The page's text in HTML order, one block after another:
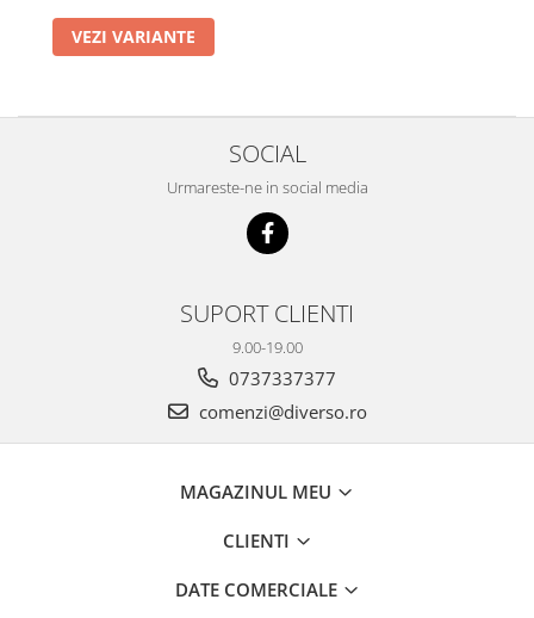
VEZI VARIANTE
SOCIAL
Urmareste-ne in social media
SUPORT CLIENTI
9.00-19.00
0737337377
comenzi@diverso.ro
MAGAZINUL MEU
CLIENTI
DATE COMERCIALE